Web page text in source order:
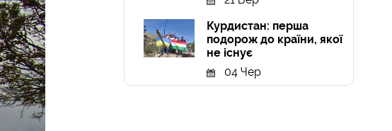
Курдистан: перша
подорож до країни, якої
не існує
04 Чер